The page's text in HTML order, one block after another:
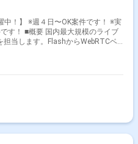
！】 ※週４日〜OK案件です！ ※実
のライブ
当します。FlashからWebRTCベ
。チームでの開発経験を活かして